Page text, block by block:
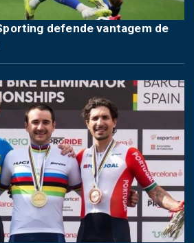
defende vantagem de